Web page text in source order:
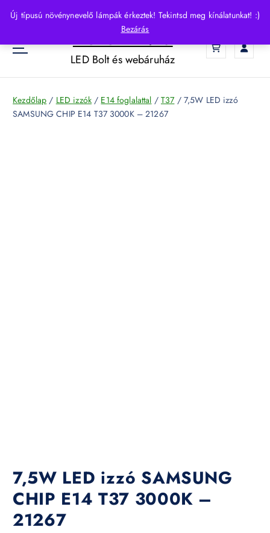
Új típusú növénynevelő lámpák érkeztek! Tekintsd meg kínálatunkat! :)
Bezárás
p
o
HelloLED.hu
LED Bolt és webáruház
Kezdőlap / LED izzók/ E14 foglalattal / T37/ 7,5W LED izzó
SAMSUNG CHIP E14 T37 3000K – 21267
7,5W LED izzó SAMSUNG
CHIP E14 T37 3000K –
21267